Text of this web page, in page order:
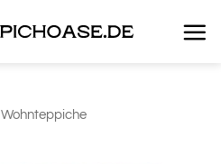
Wohnteppiche